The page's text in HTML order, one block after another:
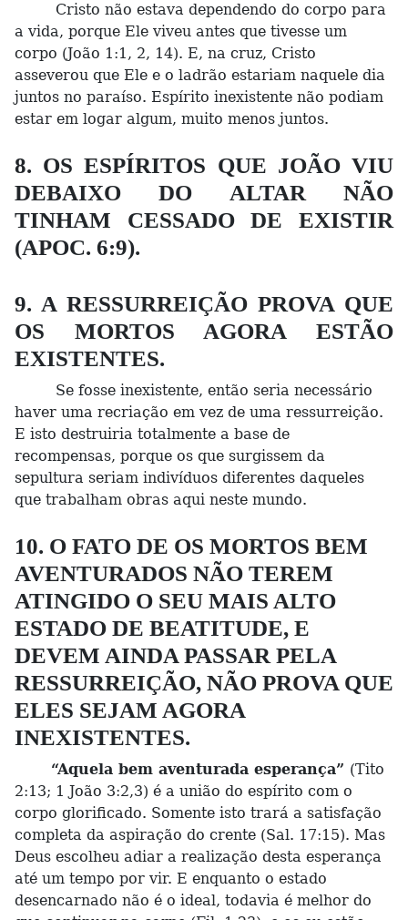
Cristo não estava dependendo do corpo para
a vida, porque Ele viveu antes que tivesse um
corpo (João 1:1, 2, 14). E, na cruz, Cristo
asseverou que Ele e o ladrão estariam naquele dia
juntos no paraíso. Espírito inexistente não podiam
estar em logar algum, muito menos juntos.
8. OS ESPÍRITOS QUE JOÃO VIU
DEBAIXO DO ALTAR NÃO
TINHAM CESSADO DE EXISTIR
(APOC. 6:9).
9. A RESSURREIÇÃO PROVA QUE
OS MORTOS AGORA ESTÃO
EXISTENTES.
Se fosse inexistente, então seria necessário
haver uma recriação em vez de uma ressurreição.
E isto destruiria totalmente a base de
recompensas, porque os que surgissem da
sepultura seriam indivíduos diferentes daqueles
que trabalham obras aqui neste mundo.
10. O FATO DE OS MORTOS BEM
AVENTURADOS NÃO TEREM
ATINGIDO O SEU MAIS ALTO
ESTADO DE BEATITUDE, E
DEVEM AINDA PASSAR PELA
RESSURREIÇÃO, NÃO PROVA QUE
ELES SEJAM AGORA
INEXISTENTES.
“Aquela bem aventurada esperança” (Tito
2:13; 1 João 3:2,3) é a união do espírito com o
corpo glorificado. Somente isto trará a satisfação
completa da aspiração do crente (Sal. 17:15). Mas
Deus escolheu adiar a realização desta esperança
até um tempo por vir. E enquanto o estado
desencarnado não é o ideal, todavia é melhor do